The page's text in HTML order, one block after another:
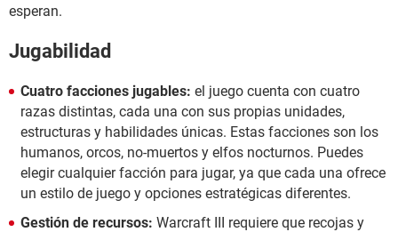
esperan.
Jugabilidad
Cuatro facciones jugables: el juego cuenta con cuatro
razas distintas, cada una con sus propias unidades,
estructuras y habilidades únicas. Estas facciones son los
humanos, orcos, no-muertos y elfos nocturnos. Puedes
elegir cualquier facción para jugar, ya que cada una ofrece
un estilo de juego y opciones estratégicas diferentes.
Gestión de recursos: Warcraft III requiere que recojas y